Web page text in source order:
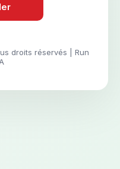
droits réservés | Run